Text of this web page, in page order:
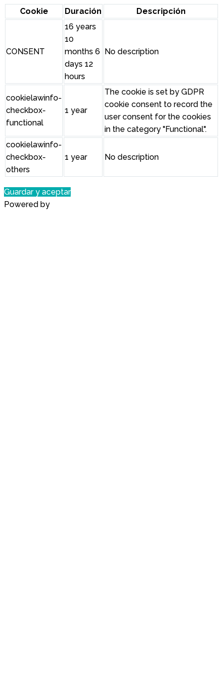
Cookie Duración Descripción
CONSENT
16 years
10
months 6
days 12
hours
No description
cookielawinfo-
checkbox-
functional
1 year
The cookie is set by GDPR
cookie consent to record the
user consent for the cookies
in the category "Functional".
cookielawinfo-
checkbox-
others
1 year No description
Guardar y aceptar
Powered by